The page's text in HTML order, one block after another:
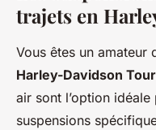
trajets en
Vous êtes un amateur
Harley-Davidson
air sont l’option
suspensions